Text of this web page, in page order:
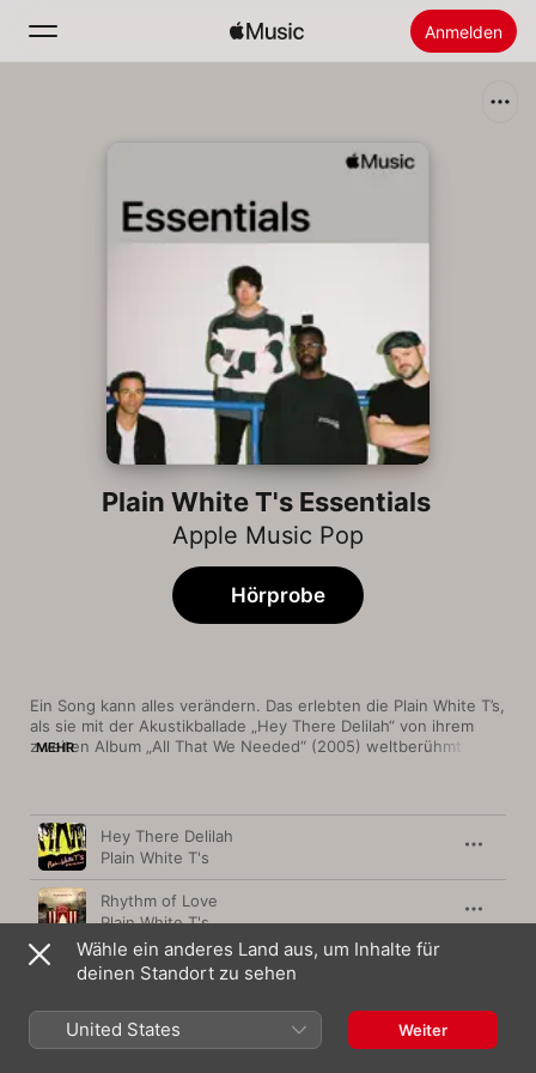
Anmelden
Plain White T's Essentials
Apple Music Pop
Ein Song kann alles verändern. Das erlebten die Plain White T’s,
als sie mit der Akustikballade „Hey There Delilah“ von ihrem
zweiten Album „All That We Needed“ (2005) weltberühmt
veröffentlichte. Trotzdem waren es ruhigere Songs wie
„Rhythm of Love“, die auf späteren Alben herausstachen. Mit
„Parallel Universe“ (2018) fand die Band um Sänger Tom
Higgenson schließlich die Balance zwischen spannendem und
entspanntem Sound.
MEHR
Hörprobe
Titel Länge
Hey There Delilah
Plain White T's
Rhythm of Love
Plain White T's
1, 2, 3, 4
Plain White T's
Your Body
Plain White T's
Wähle ein anderes Land aus, um Inhalte für
deinen Standort zu sehen
United States Weiter